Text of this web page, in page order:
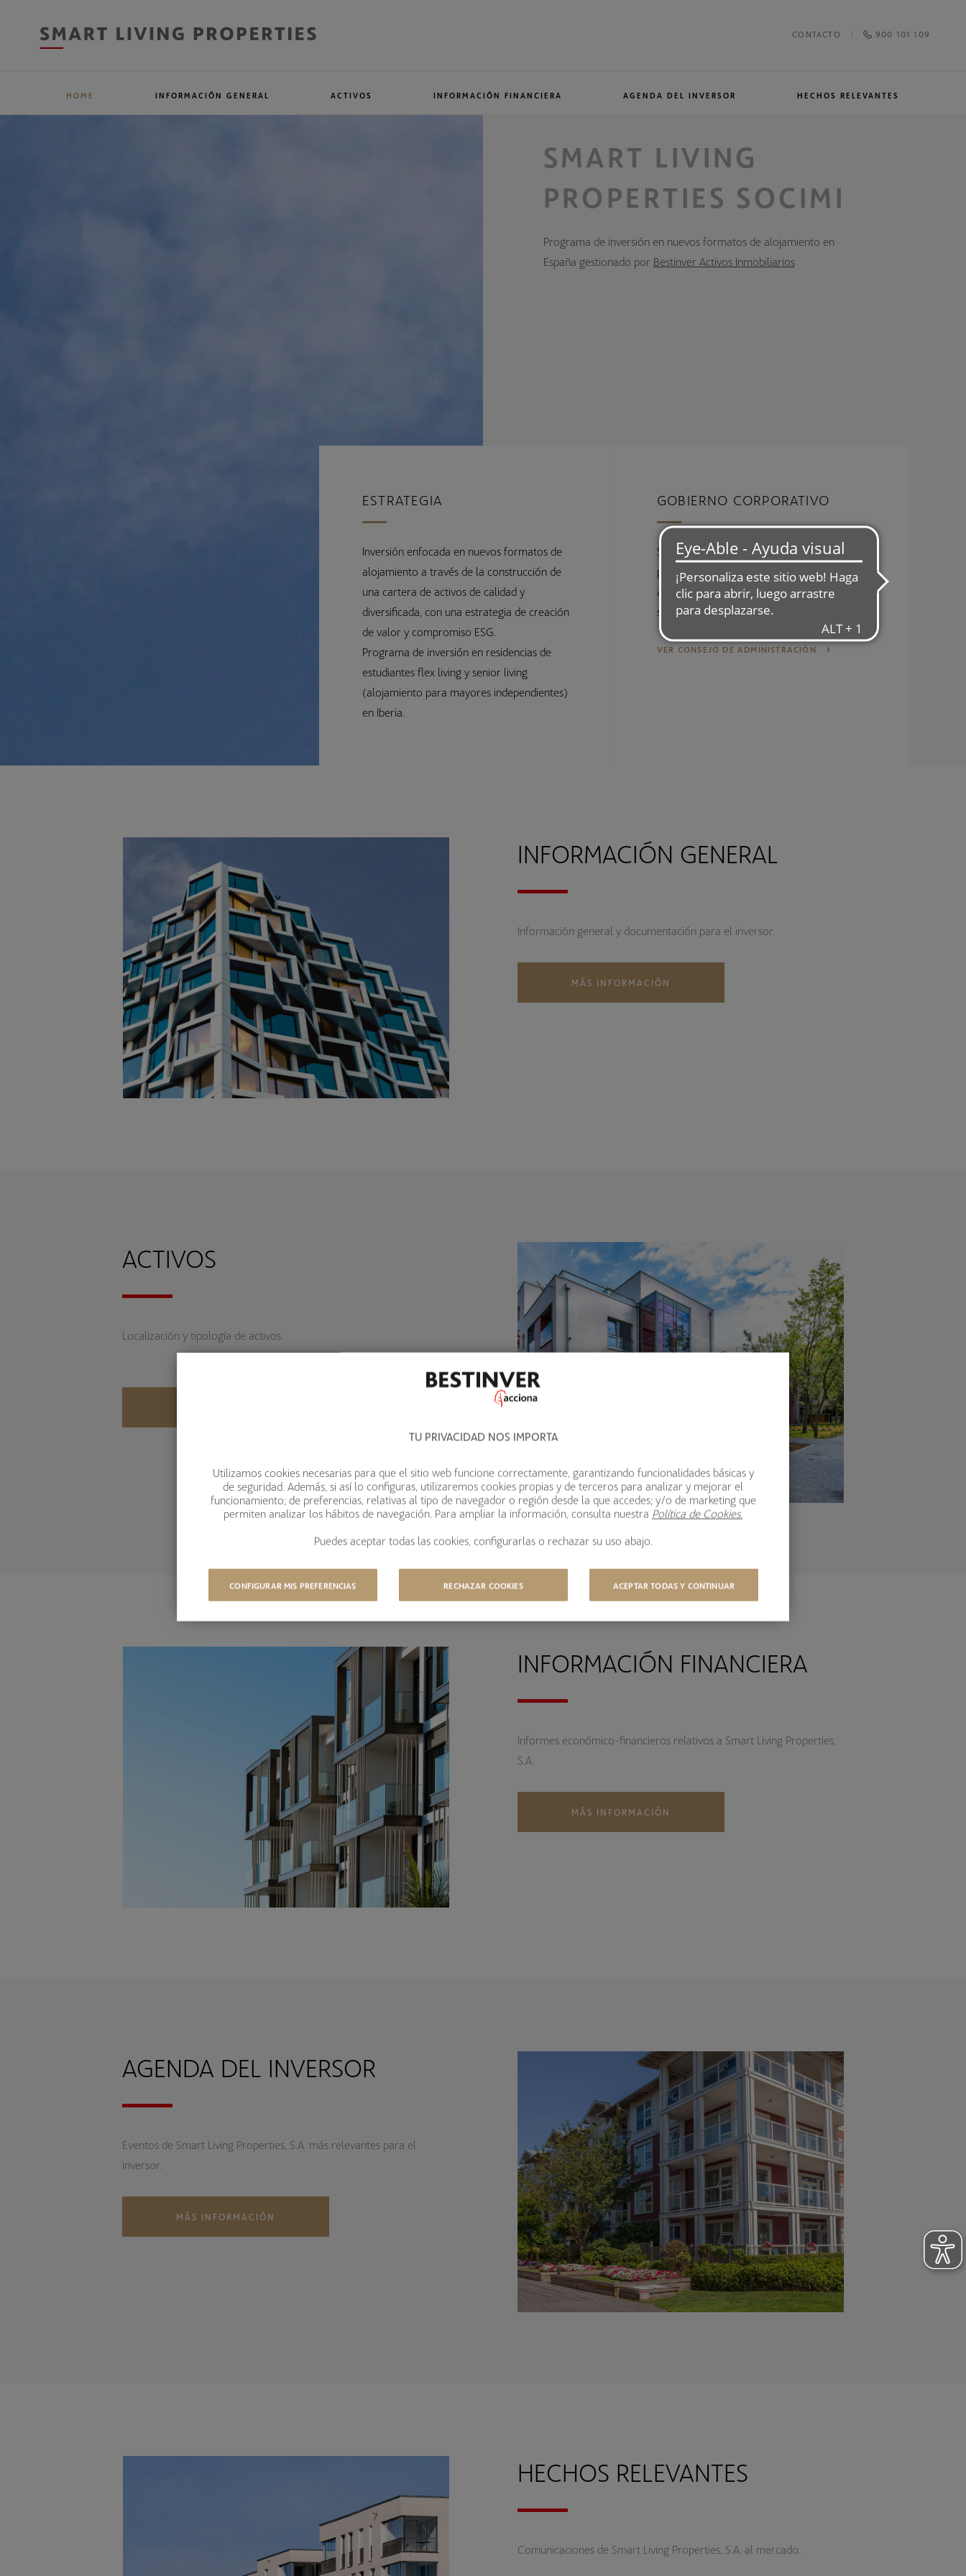
CONTACTO 900 101 109
HOME INFORMACIÓN GENERAL ACTIVOS INFORMACIÓN FINANCIERA AGENDA DEL INVERSOR HECHOS RELEVANTES
SMART LIVING
PROPERTIES SOCIMI
Programa de inversión en nuevos formatos de alojamiento en
España gestionado por Bestinver Activos Inmobiliarios
ESTRATEGIA
Inversión enfocada en nuevos formatos de
alojamiento a través de la construcción de
una cartera de activos de calidad y
diversificada, con una estrategia de creación
de valor y compromiso ESG.
Programa de inversión en residencias de
estudiantes flex living y senior living
(alojamiento para mayores independientes)
en Iberia.
GOBIERNO CORPORATIVO
Smart Living Properties, S.A. está gobernada
por un Consejo de Administración con una
amplia y reconocida experiencia en el
sector inmobiliario nacional e internacional.
VER CONSEJO DE ADMINISTRACIÓN
INFORMACIÓN GENERAL
Información general y documentación para el inversor.
MÁS INFORMACIÓN
ACTIVOS
Localización y tipología de activos.
INFORMACIÓN FINANCIERA
Informes económico-financieros relativos a Smart Living Properties,
S.A.
MÁS INFORMACIÓN
AGENDA DEL INVERSOR
Eventos de Smart Living Properties, S.A. más relevantes para el
inversor.
MÁS INFORMACIÓN
HECHOS RELEVANTES
Comunicaciones de Smart Living Properties, S.A. al mercado.
TU PRIVACIDAD NOS IMPORTA
Utilizamos cookies necesarias para que el sitio web funcione correctamente, garantizando funcionalidades básicas y
de seguridad. Además, si así lo configuras, utilizaremos cookies propias y de terceros para analizar y mejorar el
funcionamiento; de preferencias, relativas al tipo de navegador o región desde la que accedes; y/o de marketing que
permiten analizar los hábitos de navegación. Para ampliar la información, consulta nuestra Política de Cookies.
Puedes aceptar todas las cookies, configurarlas o rechazar su uso abajo.
CONFIGURAR MIS PREFERENCIAS RECHAZAR COOKIES ACEPTAR TODAS Y CONTINUAR